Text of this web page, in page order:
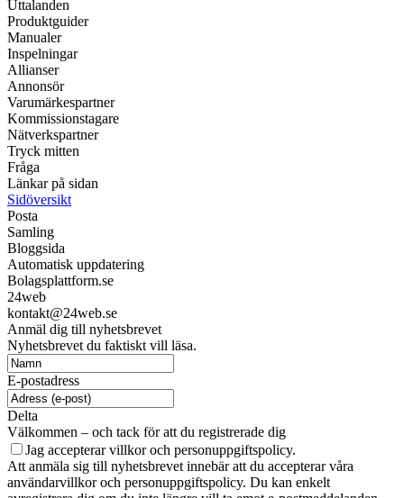
Uttalanden
Produktguider
Manualer
Inspelningar
Allianser
Annonsör
Varumärkespartner
Kommissionstagare
Nätverkspartner
Tryck mitten
Fråga
Länkar på sidan
Sidöversikt
Posta
Samling
Bloggsida
Automatisk uppdatering
Bolagsplattform.se
24web
kontakt@24web.se
Anmäl dig till nyhetsbrevet
Nyhetsbrevet du faktiskt vill läsa.
E-postadress
Delta
Välkommen – och tack för att du registrerade dig
Jag accepterar villkor och personuppgiftspolicy.
Att anmäla sig till nyhetsbrevet innebär att du accepterar våra
användarvillkor och personuppgiftspolicy. Du kan enkelt